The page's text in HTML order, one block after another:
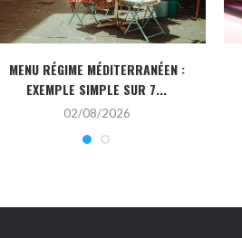
MENU RÉGIME MÉDITERRANÉEN :
EXEMPLE SIMPLE SUR 7...
02/08/2026